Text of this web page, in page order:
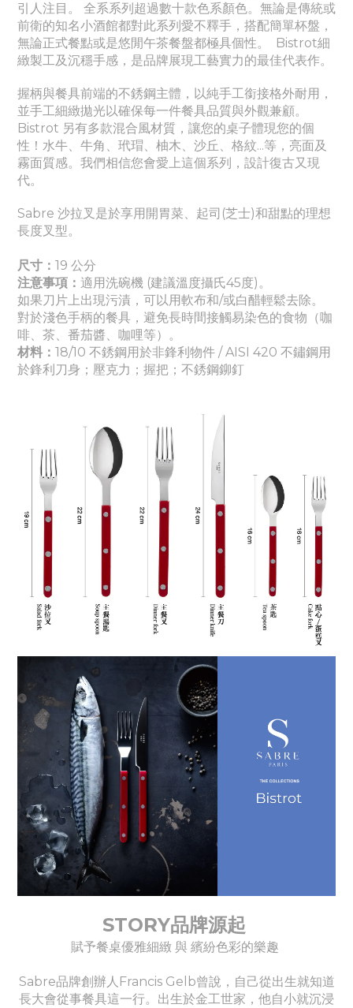
引人注目。 全系系列超過數十款色系顏色。無論是傳統或
前衛的知名小酒館都對此系列愛不釋手，搭配簡單杯盤，
無論正式餐點或是悠閒午茶餐盤都極具個性。
Bistrot細
緻製工及沉穩手感，是品牌展現工藝實力的最佳代表作。
握柄與餐具前端的不銹鋼主體，以純手工銜接格外耐用，
並手工細緻拋光以確保每一件餐具品質與外觀兼顧。
Bistrot 另有多款混合風材質，讓您的桌子體現您的個
性！水牛、牛角、玳瑁、柚木、沙丘、格紋...等，亮面及
霧面質感。我們相信您會愛上這個系列，設計復古又現
代。
Sabre 沙拉叉是於享用開胃菜、起司(芝士)和甜點的理想
長度叉型。
尺寸： 19 公分
注意事項： 適用洗碗機 (建議溫度攝氏45度)。
如果刀片上出現污漬，可以用軟布和/或白醋輕鬆去除。
對於淺色手柄的餐具，避免長時間接觸易染色的食物（咖
啡、茶、番茄醬、咖哩等）。
材料： 18/10 不銹鋼用於非鋒利物件 / AISI 420 不鏽鋼用
於鋒利刀身 ；壓克力 ；握把 ； 不銹鋼鉚釘
STORY品牌源起
賦予餐桌優雅細緻 與 繽紛色彩的樂趣
Sabre品牌創辦人Francis Gelb曾說，自己從出生就知道
長大會從事餐具這一行。出生於金工世家，他自小就沉浸